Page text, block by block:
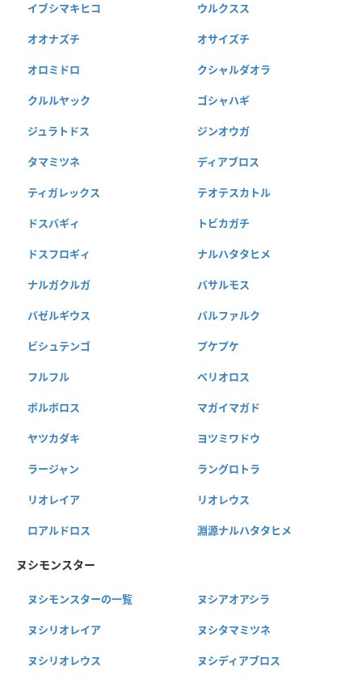
イブシマキヒコ ウルクスス
オオナズチ オサイズチ
オロミドロ クシャルダオラ
クルルヤック ゴシャハギ
ジュラトドス ジンオウガ
タマミツネ ディアブロス
ティガレックス テオテスカトル
ドスバギィ トビカガチ
ドスフロギィ ナルハタタヒメ
ナルガクルガ バサルモス
バゼルギウス バルファルク
ビシュテンゴ プケプケ
フルフル ベリオロス
ボルボロス マガイマガド
ヤツカダキ ヨツミワドウ
ラージャン ラングロトラ
リオレイア リオレウス
ロアルドロス 淵源ナルハタタヒメ
ヌシモンスター
ヌシモンスターの一覧 ヌシアオアシラ
ヌシリオレイア ヌシタマミツネ
ヌシリオレウス ヌシディアブロス